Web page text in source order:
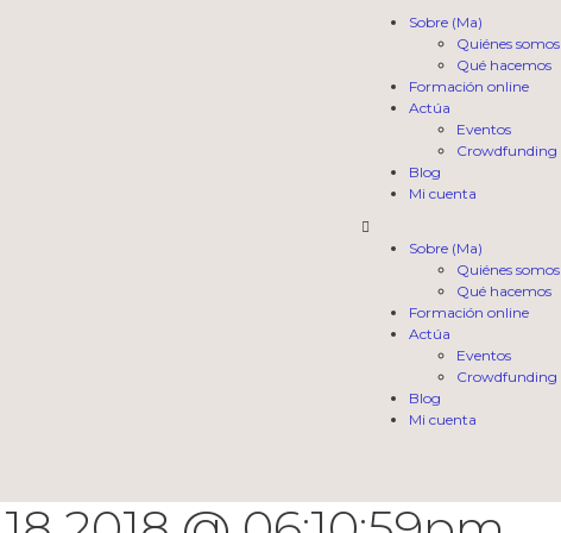
Sobre (Ma)
Quiénes somos
Qué hacemos
Formación online
Actúa
Eventos
Crowdfunding
Blog
Mi cuenta
Sobre (Ma)
Quiénes somos
Qué hacemos
Formación online
Actúa
Eventos
Crowdfunding
Blog
Mi cuenta